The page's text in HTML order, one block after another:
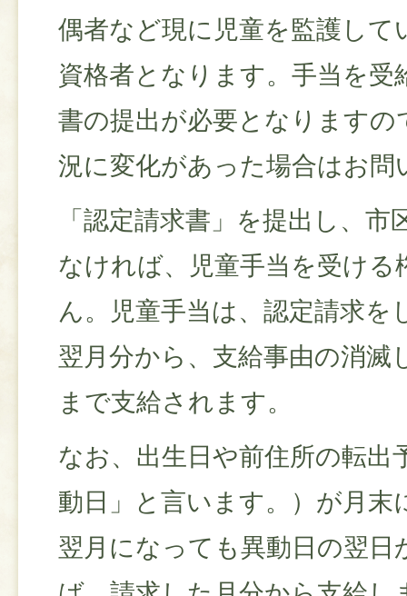
偶者など現に児童を監護して
資格者となります。手当を受
書の提出が必要となりますの
況に変化があった場合はお問
「認定請求書」を提出し、
なければ、児童手当を受ける
ん。児童手当は、認定請求を
翌月分から、支給事由の消滅
まで支給されます。
なお、出生日や前住所の転出
動日」と言います。）が月末
翌月になっても異動日の翌日